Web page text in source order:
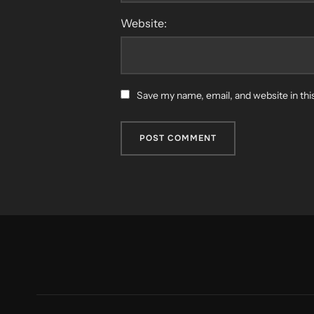
Website:
Save my name, email, and website in